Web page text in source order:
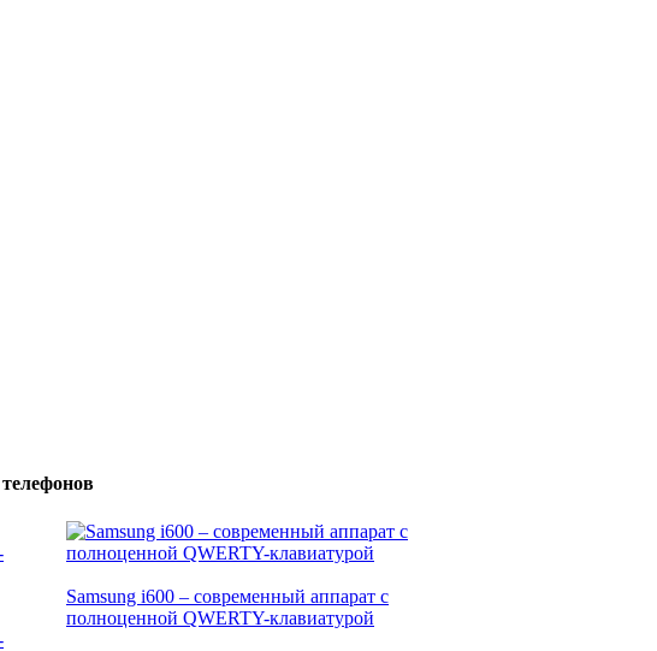
Samsung i600 – современный аппарат с
полноценной QWERTY-клавиатурой